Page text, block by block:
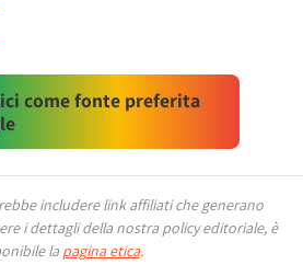
come fonte preferita
includere link affiliati che generano
i dettagli della nostra policy editoriale, è
la pagina etica.